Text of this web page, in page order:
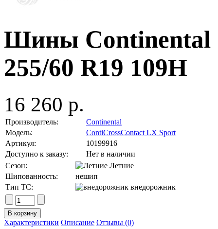
Шины Continental
255/60 R19 109H
16 260 р.
Производитель:
Continental
Модель:
ContiCrossContact LX Sport
Артикул:
10199916
Доступно к заказу:
Нет в наличии
Сезон:
Летние
Шипованность:
нешип
Тип ТС:
внедорожник
Характеристики Описание Отзывы (0)